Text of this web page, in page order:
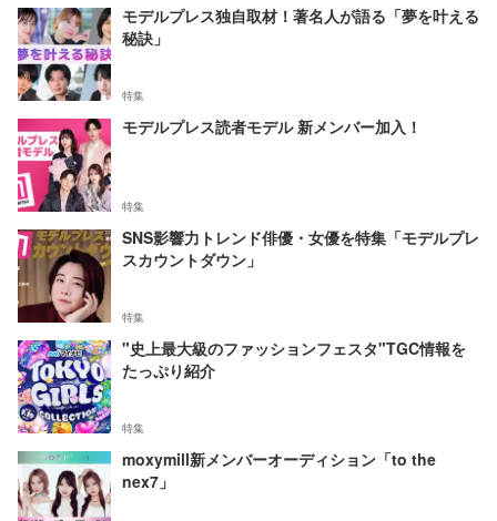
モデルプレス独自取材！著名人が語る「夢を叶える
秘訣」
特集
モデルプレス読者モデル 新メンバー加入！
特集
SNS影響力トレンド俳優・女優を特集「モデルプレ
スカウントダウン」
特集
"史上最大級のファッションフェスタ"TGC情報を
たっぷり紹介
特集
moxymill新メンバーオーディション「to the
nex7」